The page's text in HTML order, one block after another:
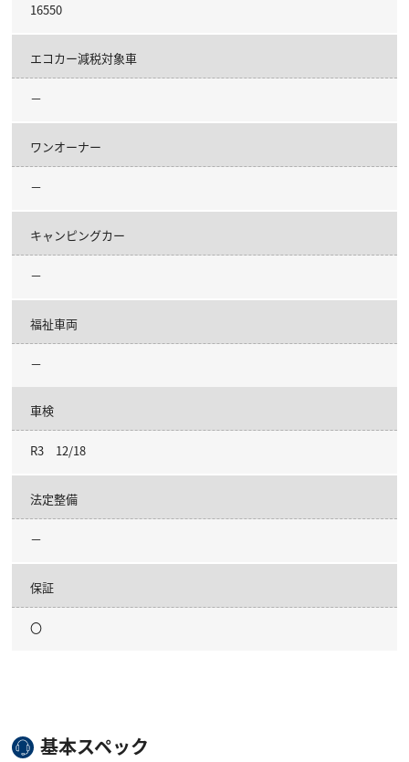
16550
エコカー減税対象車
－
ワンオーナー
－
キャンピングカー
－
福祉車両
－
車検
R3 12/18
法定整備
－
保証
〇
基本スペック